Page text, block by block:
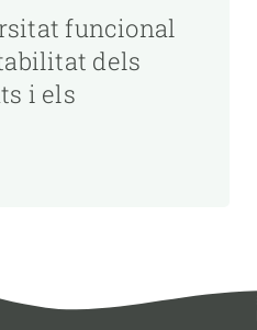
funcional
dels
i els